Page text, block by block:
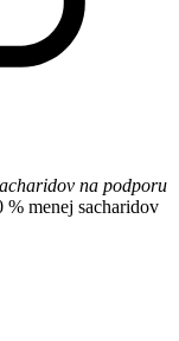
na podporu
% menej sacharidov